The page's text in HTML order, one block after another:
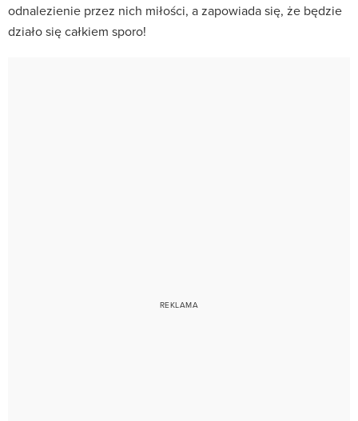
odnalezienie przez nich miłości, a zapowiada się, że będzie
działo się całkiem sporo!